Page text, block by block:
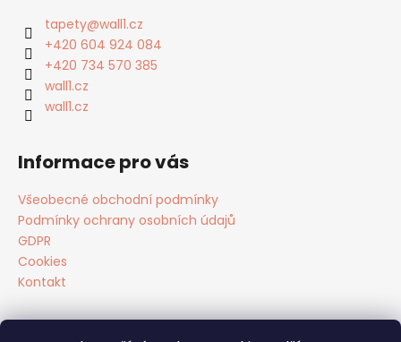
tapety@wall1.cz
+420 604 924 084
+420 734 570 385
wall1.cz
wall1.cz
Informace pro vás
Všeobecné obchodní podmínky
Podmínky ochrany osobních údajů
GDPR
Cookies
Kontakt